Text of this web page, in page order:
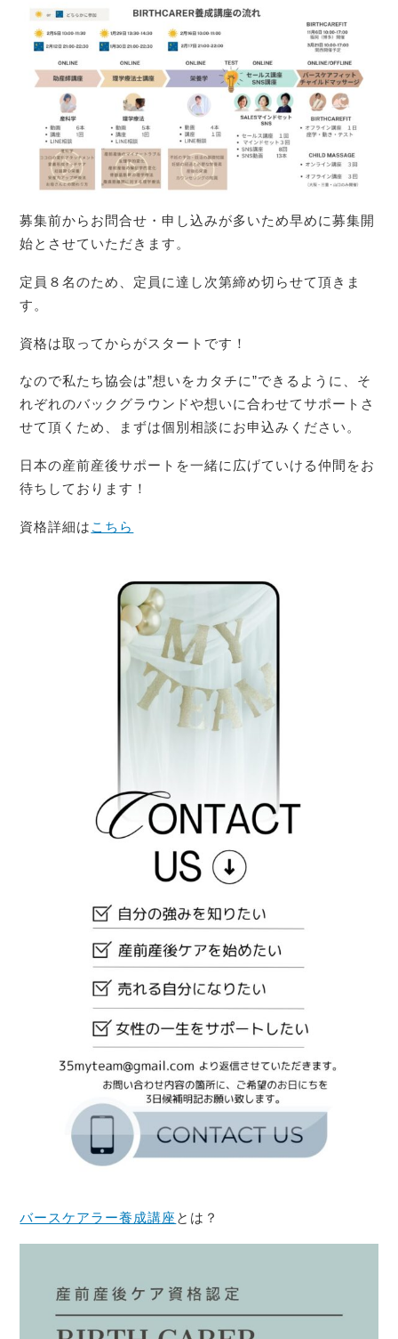
募集前からお問合せ・申し込みが多いため早めに募集開
始とさせていただきます。
定員８名のため、定員に達し次第締め切らせて頂きま
す。
資格は取ってからがスタートです！
なので私たち協会は”想いをカタチに”できるように、そ
れぞれのバックグラウンドや想いに合わせてサポートさ
せて頂くため、まずは個別相談にお申込みください。
日本の産前産後サポートを一緒に広げていける仲間をお
待ちしております！
資格詳細は こちら
バースケアラー養成講座 とは？